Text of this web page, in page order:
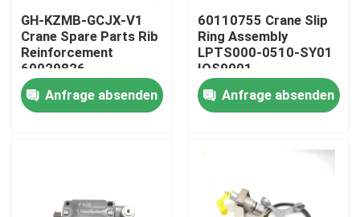
Fabrik Tour
Qualitätskontrolle
Kontakt
GH-KZMB-GCJX-V1
Crane Spare Parts Rib
Reinforcement
60029826
Anfrage absenden
60110755 Crane Slip
Ring Assembly
LPTS000-0510-SY01
IOS9001
Anfrage absenden